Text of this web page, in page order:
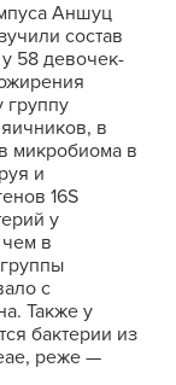
Аншуц
состав
58 девочек-
группу
в
микробиома в
и
16S
у
в
с
Также у
бактерии из
реже —